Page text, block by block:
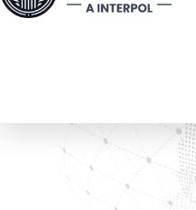
Головна